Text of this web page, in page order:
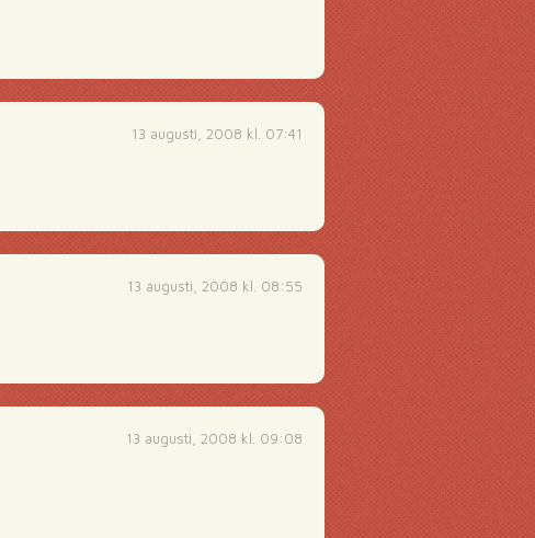
13 augusti, 2008 kl. 07:41
13 augusti, 2008 kl. 08:55
13 augusti, 2008 kl. 09:08